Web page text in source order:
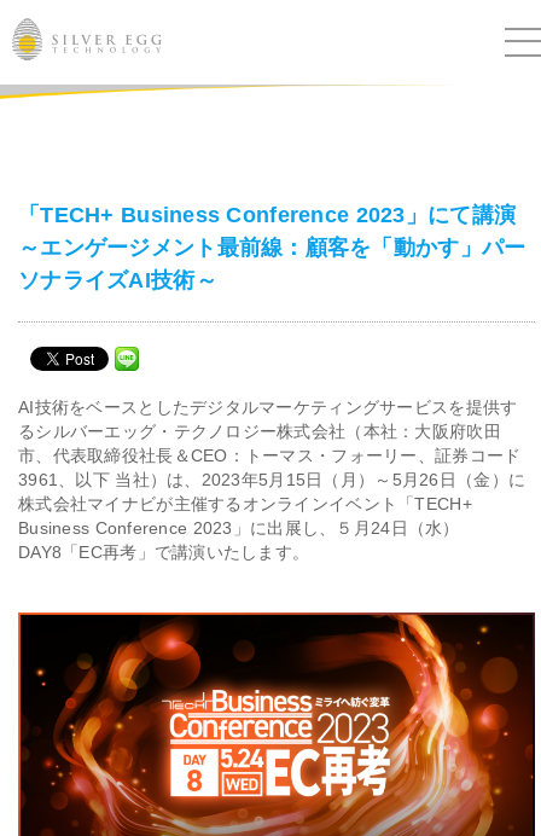
導入事例
ブログ
ニュース
IR
資料ダウンロード
お問い合わせ
「TECH+ Business Conference 2023」にて講演
～エンゲージメント最前線：顧客を「動かす」パー
ソナライズAI技術～
AI技術をベースとしたデジタルマーケティングサービスを提供す
るシルバーエッグ・テクノロジー株式会社（本社：大阪府吹田
市、代表取締役社長＆CEO：トーマス・フォーリー、証券コード
3961、以下 当社）は、2023年5月15日（月）～5月26日（金）に
株式会社マイナビが主催するオンラインイベント「TECH+
Business Conference 2023」に出展し、５月24日（水）
DAY8「EC再考」で講演いたします。